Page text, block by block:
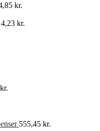
kr.
kr.
kr.
555,45 kr.